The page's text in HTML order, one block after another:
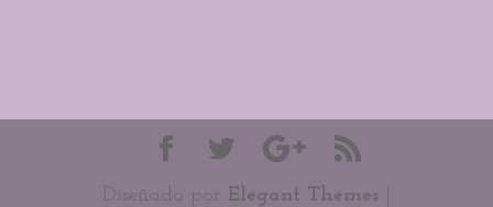
Diseñado por Elegant Themes